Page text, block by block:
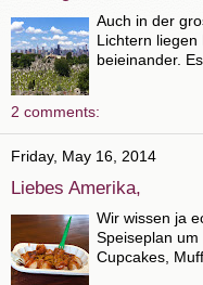
Auch in der
Lichtern liegen
beieinander.
2 comments:
Friday, May 16, 2014
Liebes Amerika,
Wir wissen ja
Speiseplan
Cupcakes,